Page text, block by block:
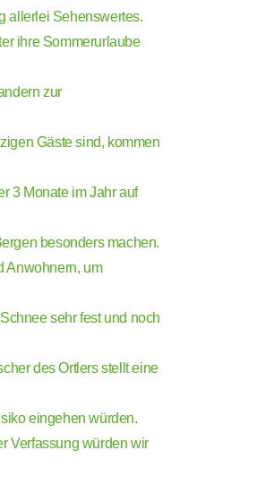
allerlei Sehenswertes.
ihre Sommerurlaube
zur
Gäste sind, kommen
3 Monate im Jahr auf
besonders machen.
Anwohnern, um
sehr fest und noch
des Ortlers stellt eine
eingehen würden.
Verfassung würden wir